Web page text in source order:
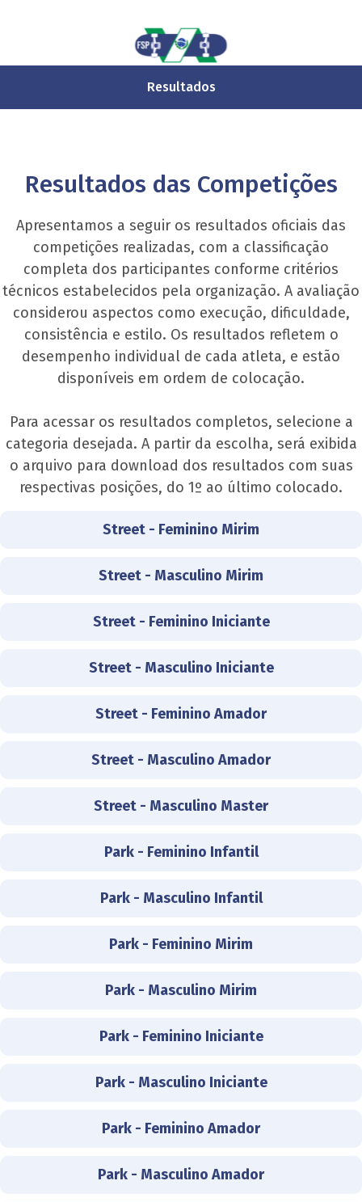
Resultados
Resultados das Competições
Apresentamos a seguir os resultados oficiais das
competições realizadas, com a classificação
completa dos participantes conforme critérios
técnicos estabelecidos pela organização. A avaliação
considerou aspectos como execução, dificuldade,
consistência e estilo. Os resultados refletem o
desempenho individual de cada atleta, e estão
disponíveis em ordem de colocação.
Para acessar os resultados completos, selecione a
categoria desejada. A partir da escolha, será exibida
o arquivo para download dos resultados com suas
respectivas posições, do 1º ao último colocado.
Street - Feminino Mirim
Street - Masculino Mirim
Street - Feminino Iniciante
Street - Masculino Iniciante
Street - Feminino Amador
Street - Masculino Amador
Street - Masculino Master
Park - Feminino Infantil
Park - Masculino Infantil
Park - Feminino Mirim
Park - Masculino Mirim
Park - Feminino Iniciante
Park - Masculino Iniciante
Park - Feminino Amador
Park - Masculino Amador